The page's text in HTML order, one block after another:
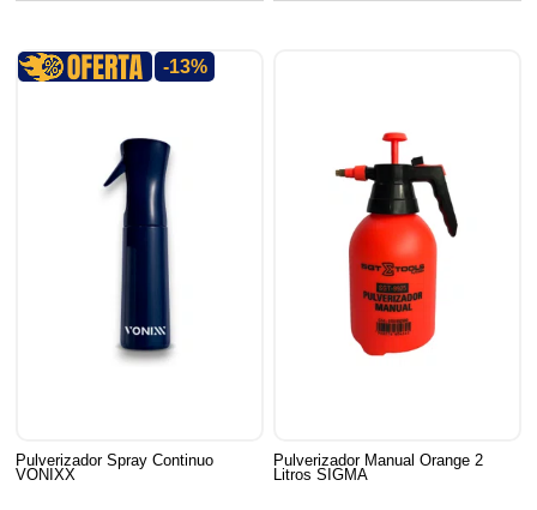
-13%
Pulverizador Spray Continuo
VONIXX
Pulverizador Manual Orange 2
Litros SIGMA